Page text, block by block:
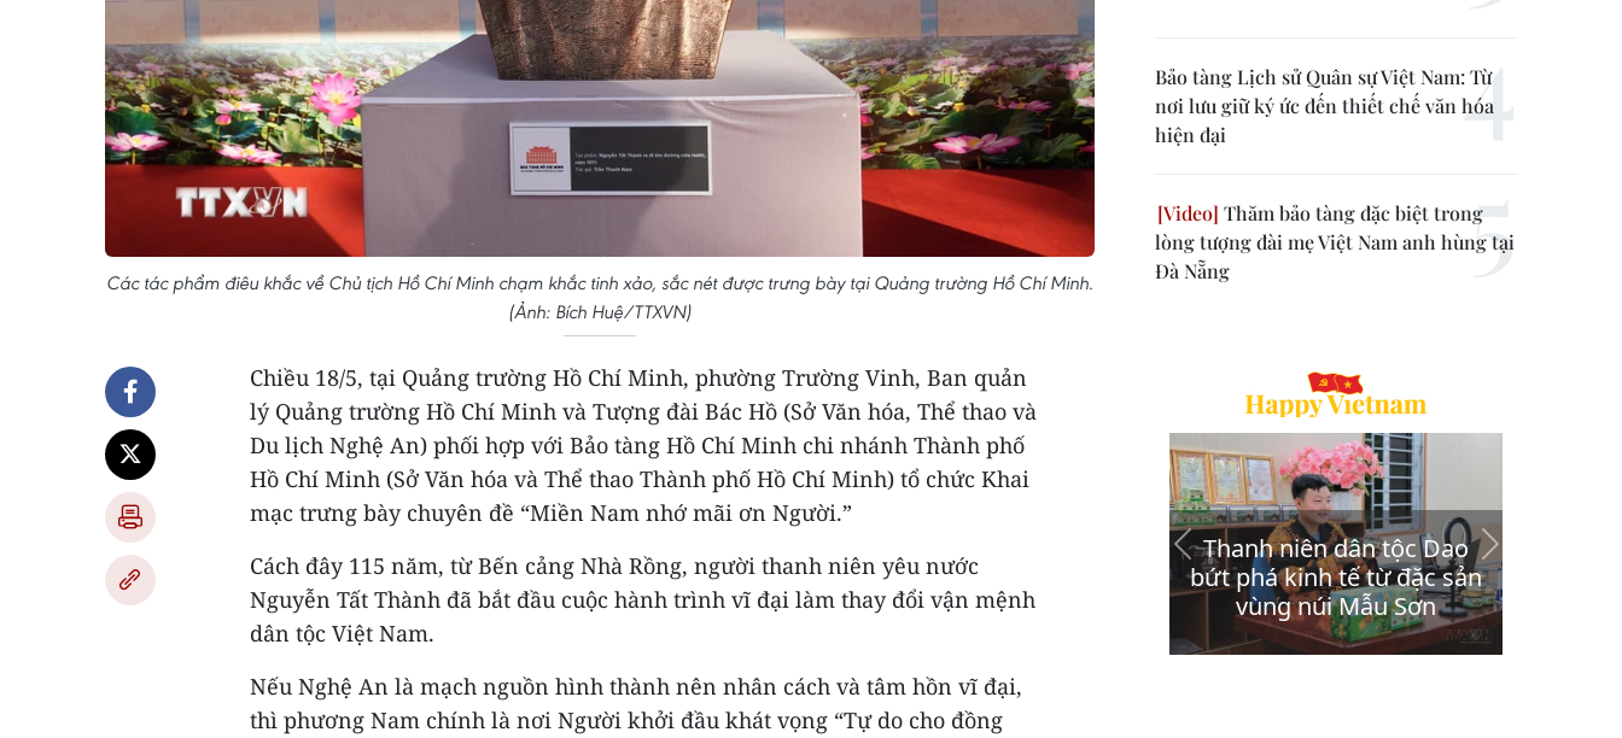
Các tác phẩm điêu khắc về Chủ tịch Hồ Chí Minh chạm khắc tinh xảo, sắc nét được trưng bày tại Quảng trường Hồ Chí Minh.
(Ảnh: Bích Huệ/TTXVN)
Chiều 18/5, tại Quảng trường Hồ Chí Minh, phường Trường Vinh, Ban quản
lý Quảng trường Hồ Chí Minh và Tượng đài Bác Hồ (Sở Văn hóa, Thể thao và
Du lịch Nghệ An) phối hợp với Bảo tàng Hồ Chí Minh chi nhánh Thành phố
Hồ Chí Minh (Sở Văn hóa và Thể thao Thành phố Hồ Chí Minh) tổ chức Khai
mạc trưng bày chuyên đề “Miền Nam nhớ mãi ơn Người.”
Cách đây 115 năm, từ Bến cảng Nhà Rồng, người thanh niên yêu nước
Nguyễn Tất Thành đã bắt đầu cuộc hành trình vĩ đại làm thay đổi vận mệnh
dân tộc Việt Nam.
Nếu Nghệ An là mạch nguồn hình thành nên nhân cách và tâm hồn vĩ đại,
thì phương Nam chính là nơi Người khởi đầu khát vọng “Tự do cho đồng
Bảo tàng Lịch sử Quân sự Việt Nam: Từ
nơi lưu giữ ký ức đến thiết chế văn hóa
hiện đại
Thăm bảo tàng đặc biệt trong
lòng tượng đài mẹ Việt Nam anh hùng tại
Đà Nẵng